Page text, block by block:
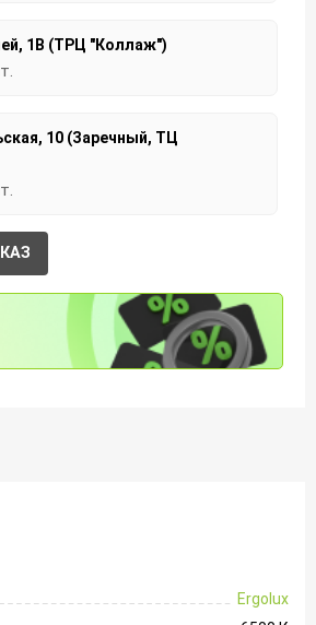
1В (ТРЦ "Коллаж")
10 (Заречный, ТЦ
Ergolux